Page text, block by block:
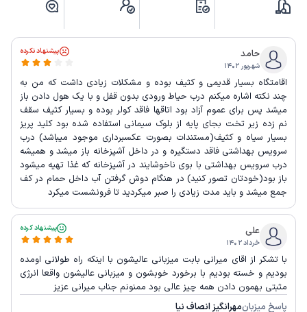
حامد
شهریور ۱۴۰۲
پیشنهاد نکرده
اقامتگاه بسیار قدیمی و کثیف بوده و مشکلات زیادی داشت که من به
چند نکته اشاره میکنم درب حیاط ورودی بدون قفل و با یک هول دادن باز
میشد پس برای عموم آزاد بود اتاقها فاقد کولر بوده و بسیار کثیف سقف
نم زده زیر تخت بجای پایه از بلوک سیمانی استفاده شده بود کلید پریز
بسیار سیاه و کثیف(مستندات بصورت عکسبرداری موجود میباشد) درب
سرویس بهداشتی فاقد دستگیره و در داخل آشپزخانه باز میشد و همیشه
درب سرویس بهداشتی با بوی ناخوشایند در آشپزخانه که غذا تهیه میشود
باز بود(خودتان تصور کنید) در هنگام دوش گرفتن آب داخل حمام در کف
جمع میشد و باید مدت زیادی را صبر میکردید تا فرونشست میکرد
علی
خرداد ۱۴۰۲
پیشنهاد کرده
با تشکر از اقای میرانی بابت میزبانی عالیشون با اینکه راه طولانی اومده
بودیم و خسته بودیم با برخورد خوبشون و میزبانی عالیشون واقعا انرژی
مثبتی بهمون دادن همه چیز عالی بود ممنونم جناب میرانی عزیز
پاسخ میزبانمهرانگيز انصاف نیا